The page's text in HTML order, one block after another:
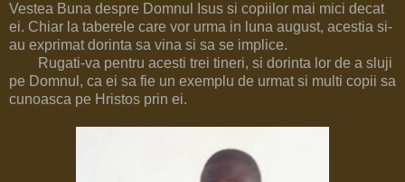
Vestea Buna despre Domnul Isus si copiilor mai mici decat
ei. Chiar la taberele care vor urma in luna august, acestia si-
au exprimat dorinta sa vina si sa se implice.
Rugati-va pentru acesti trei tineri, si dorinta lor de a sluji
pe Domnul, ca ei sa fie un exemplu de urmat si multi copii sa
cunoasca pe Hristos prin ei.